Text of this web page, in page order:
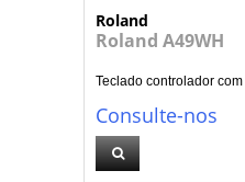
Roland
Roland A49WH
Teclado controlador
Consulte-nos